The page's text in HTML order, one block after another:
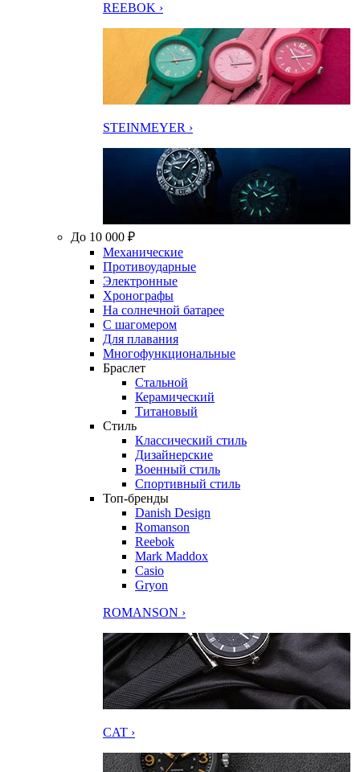
REEBOK ›
STEINMEYER ›
До 10 000 ₽
Механические
Противоударные
Электронные
Хронографы
На солнечной батарее
С шагомером
Для плавания
Многофункциональные
Браслет
Стальной
Керамический
Титановый
Стиль
Классический стиль
Дизайнерские
Военный стиль
Спортивный стиль
Топ-бренды
Danish Design
Romanson
Reebok
Mark Maddox
Casio
Gryon
ROMANSON ›
CAT ›